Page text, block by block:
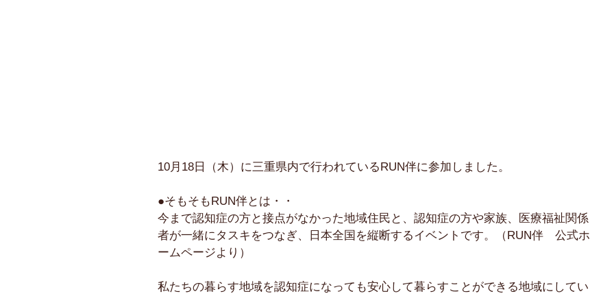
10月18日（木）に三重県内で行われているRUN伴に参加しました。
●そもそもRUN伴とは・・
今まで認知症の方と接点がなかった地域住民と、認知症の方や家族、医療福祉関係
者が一緒にタスキをつなぎ、日本全国を縦断するイベントです。（RUN伴　公式ホ
ームページより）
私たちの暮らす地域を認知症になっても安心して暮らすことができる地域にしてい